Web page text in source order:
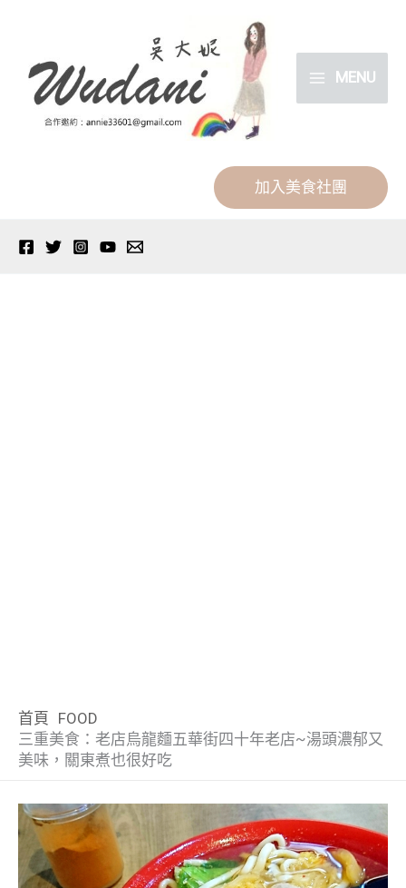
MENU
加入美食社團
首頁 FOOD
三重美食：老店烏龍麵五華街四十年老店~湯頭濃郁又
美味，關東煮也很好吃